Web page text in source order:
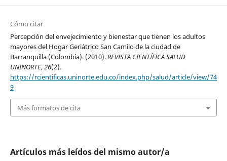
Cómo citar
Percepción del envejecimiento y bienestar que tienen los adultos
mayores del Hogar Geriátrico San Camilo de la ciudad de
Barranquilla (Colombia). (2010).REVISTA CIENTÍFICA SALUD
UNINORTE,26(2).
https://rcientificas.uninorte.edu.co/index.php/salud/article/view/74
9
Más formatos de cita
Artículos más leídos del mismo autor/a